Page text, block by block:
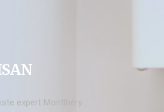
expert Montlhéry